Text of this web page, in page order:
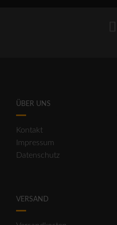
ÜBER UNS
Kontakt
Impressum
Datenschutz
VERSAND